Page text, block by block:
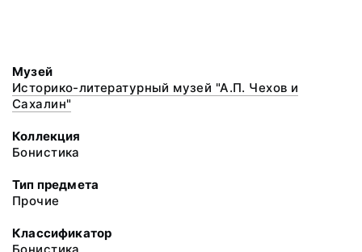
Музей
Историко-литературный музей "А.П. Чехов и
Сахалин"
Коллекция
Бонистика
Тип предмета
Прочие
Классификатор